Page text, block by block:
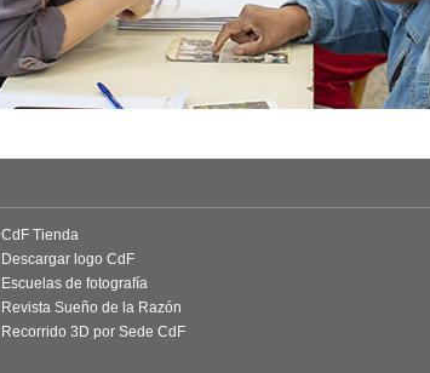
CdF Tienda
Descargar logo CdF
Escuelas de fotografía
Revista Sueño de la Razón
Recorrido 3D por Sede CdF